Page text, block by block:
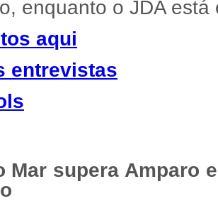
enquanto o JDA está
aqui
entrevistas
Mar supera Amparo